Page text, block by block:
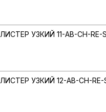
УЗКИЙ 11-AB-CH-RE-
УЗКИЙ 12-AB-CH-